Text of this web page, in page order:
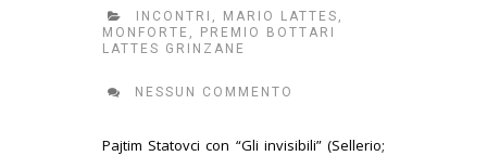
INCONTRI , MARIO LATTES ,
MONFORTE , PREMIO BOTTARI
LATTES GRINZANE
NESSUN COMMENTO
Pajtim Statovci con “Gli invisibili” (Sellerio;